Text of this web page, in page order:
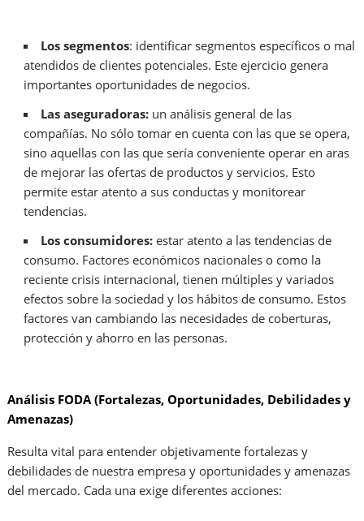
Los segmentos: identificar segmentos específicos o mal
atendidos de clientes potenciales. Este ejercicio genera
importantes oportunidades de negocios.
Las aseguradoras: un análisis general de las
compañías. No sólo tomar en cuenta con las que se opera,
sino aquellas con las que sería conveniente operar en aras
de mejorar las ofertas de productos y servicios. Esto
permite estar atento a sus conductas y monitorear
tendencias.
Los consumidores:estar atento a las tendencias de
consumo. Factores económicos nacionales o como la
reciente crisis internacional, tienen múltiples y variados
efectos sobre la sociedad y los hábitos de consumo. Estos
factores van cambiando las necesidades de coberturas,
protección y ahorro en las personas.
Análisis FODA (Fortalezas, Oportunidades, Debilidades y
Amenazas)
Resulta vital para entender objetivamente fortalezas y
debilidades de nuestra empresa y oportunidades y amenazas
del mercado. Cada una exige diferentes acciones: